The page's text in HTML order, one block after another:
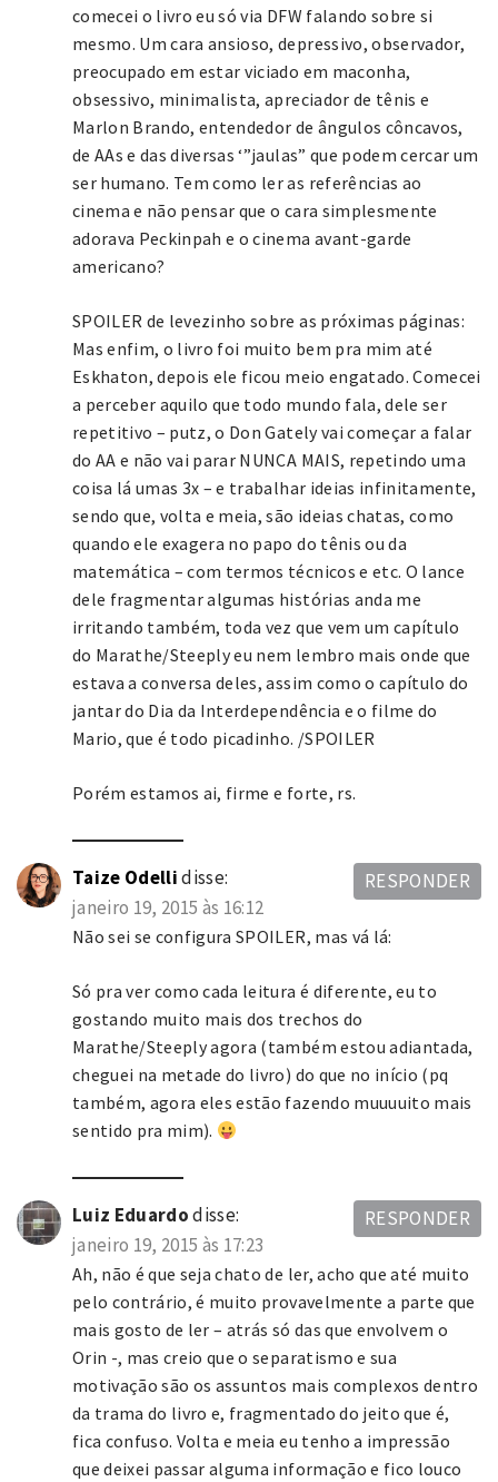
comecei o livro eu só via DFW falando sobre si
mesmo. Um cara ansioso, depressivo, observador,
preocupado em estar viciado em maconha,
obsessivo, minimalista, apreciador de tênis e
Marlon Brando, entendedor de ângulos côncavos,
de AAs e das diversas ‘”jaulas” que podem cercar um
ser humano. Tem como ler as referências ao
cinema e não pensar que o cara simplesmente
adorava Peckinpah e o cinema avant-garde
americano?
SPOILER de levezinho sobre as próximas páginas:
Mas enfim, o livro foi muito bem pra mim até
Eskhaton, depois ele ficou meio engatado. Comecei
a perceber aquilo que todo mundo fala, dele ser
repetitivo – putz, o Don Gately vai começar a falar
do AA e não vai parar NUNCA MAIS, repetindo uma
coisa lá umas 3x – e trabalhar ideias infinitamente,
sendo que, volta e meia, são ideias chatas, como
quando ele exagera no papo do tênis ou da
matemática – com termos técnicos e etc. O lance
dele fragmentar algumas histórias anda me
irritando também, toda vez que vem um capítulo
do Marathe/Steeply eu nem lembro mais onde que
estava a conversa deles, assim como o capítulo do
jantar do Dia da Interdependência e o filme do
Mario, que é todo picadinho. /SPOILER
Porém estamos ai, firme e forte, rs.
Taize Odelli disse:
janeiro 19, 2015 às 16:12
Não sei se configura SPOILER, mas vá lá:
Só pra ver como cada leitura é diferente, eu to
gostando muito mais dos trechos do
Marathe/Steeply agora (também estou adiantada,
cheguei na metade do livro) do que no início (pq
também, agora eles estão fazendo muuuuito mais
sentido pra mim).
RESPONDER
Luiz Eduardo disse:
janeiro 19, 2015 às 17:23
Ah, não é que seja chato de ler, acho que até muito
pelo contrário, é muito provavelmente a parte que
mais gosto de ler – atrás só das que envolvem o
Orin -, mas creio que o separatismo e sua
motivação são os assuntos mais complexos dentro
da trama do livro e, fragmentado do jeito que é,
fica confuso. Volta e meia eu tenho a impressão
que deixei passar alguma informação e fico louco
RESPONDER